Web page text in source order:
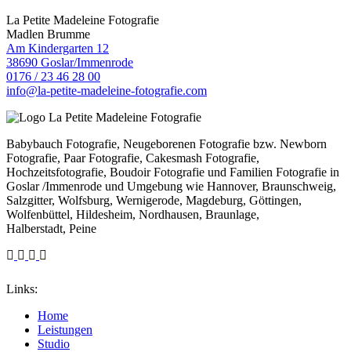
La Petite Madeleine Fotografie
Madlen Brumme
Am Kindergarten 12
38690 Goslar/Immenrode
0176 / 23 46 28 00
info@la-petite-madeleine-fotografie.com
Babybauch Fotografie, Neugeborenen Fotografie bzw. Newborn
Fotografie, Paar Fotografie, Cakesmash Fotografie,
Hochzeitsfotografie, Boudoir Fotografie und Familien Fotografie in
Goslar /Immenrode und Umgebung wie Hannover, Braunschweig,
Salzgitter, Wolfsburg, Wernigerode, Magdeburg, Göttingen,
Wolfenbüttel, Hildesheim, Nordhausen, Braunlage,
Halberstadt, Peine
Links:
Home
Leistungen
Studio